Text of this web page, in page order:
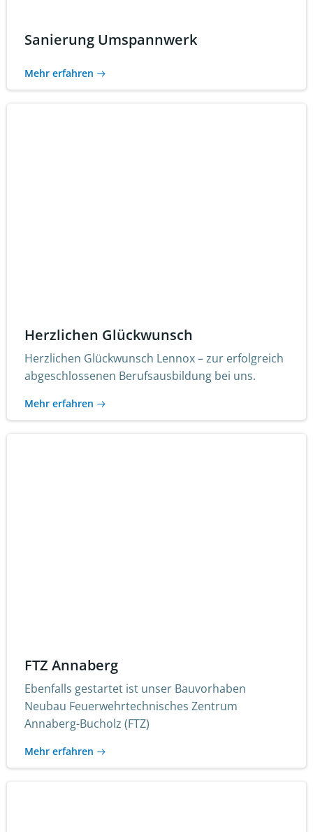
Sanierung Umspannwerk
Mehr erfahren
Herzlichen Glückwunsch
Herzlichen Glückwunsch Lennox – zur erfolgreich
abgeschlossenen Berufsausbildung bei uns.
Mehr erfahren
FTZ Annaberg
Ebenfalls gestartet ist unser Bauvorhaben
Neubau Feuerwehrtechnisches Zentrum
Annaberg-Bucholz (FTZ)
Mehr erfahren